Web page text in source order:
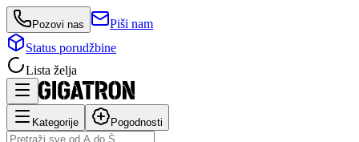
Pozovi nas
Piši nam
Status porudžbine
Lista želja
Kategorije Pogodnosti